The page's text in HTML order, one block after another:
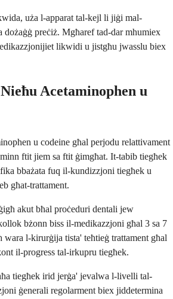
uża l-apparat tal-kejl li jiġi mal-
dożaġġ preċiż. Mgħaref tad-dar mhumiex
likwidi u jistgħu jwasslu biex
Acetaminophen u
u codeine għal perjodu relattivament
ftit jiem sa ftit ġimgħat. It-tabib tiegħek
bbażata fuq il-kundizzjoni tiegħek u
għat-trattament.
akut bħal proċeduri dentali jew
bżonn biss il-medikazzjoni għal 3 sa 7
l-kirurġija tista' teħtieġ trattament għal
il-progress tal-irkupru tiegħek.
tiegħek irid jerġa' jevalwa l-livelli tal-
ġenerali regolarment biex jiddetermina